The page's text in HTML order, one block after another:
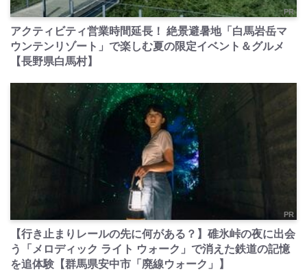
PR
アクティビティ営業時間延長！ 絶景避暑地「白馬岩岳マ
ウンテンリゾート」で楽しむ夏の限定イベント＆グルメ
【長野県白馬村】
PR
【行き止まりレールの先に何がある？】碓氷峠の夜に出会
う「メロディック ライト ウォーク」で消えた鉄道の記憶
を追体験【群馬県安中市「廃線ウォーク」】